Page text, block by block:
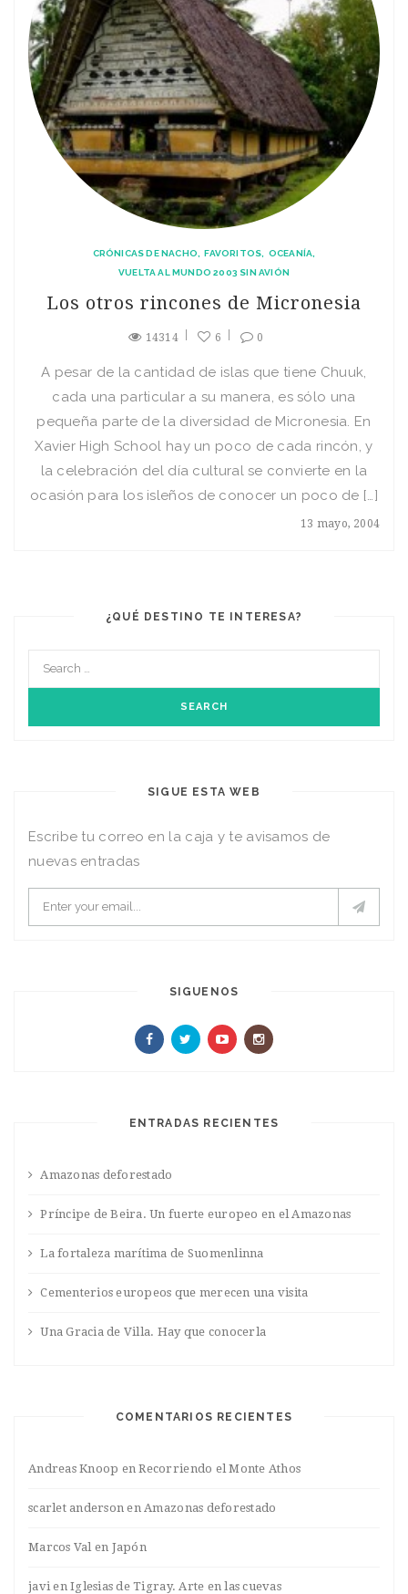
CRÓNICAS DE NACHO FAVORITOS
OCEANÍA
VUELTA AL MUNDO 2003 SIN AVIÓN
Los otros rincones de Micronesia
14314 6 0
13 mayo, 2004
A pesar de la cantidad de islas que tiene Chuuk,
cada una particular a su manera, es sólo una
pequeña parte de la diversidad de Micronesia. En
Xavier High School hay un poco de cada rincón, y
la celebración del dí­a cultural se convierte en la
ocasión para los isleños de conocer un poco de […]
¿QUÉ DESTINO TE INTERESA?
SIGUE ESTA WEB
Escribe tu correo en la caja y te avisamos de
nuevas entradas
SIGUENOS
ENTRADAS RECIENTES
Amazonas deforestado
Príncipe de Beira. Un fuerte europeo en el Amazonas
La fortaleza marítima de Suomenlinna
Cementerios europeos que merecen una visita
Una Gracia de Villa. Hay que conocerla
COMENTARIOS RECIENTES
Andreas Knoop enRecorriendo el Monte Athos
scarlet anderson enAmazonas deforestado
Marcos Valen Japón
javienIglesias de Tigray. Arte en las cuevas